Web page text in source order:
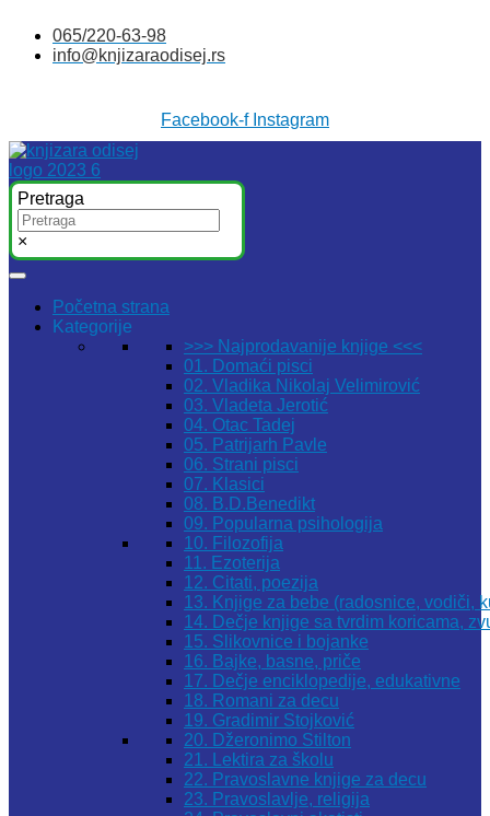
sadržaj
065/220-63-98
info@knjizaraodisej.rs
Facebook-f Instagram
Pretraga
×
Početna strana
Kategorije
>>> Najprodavanije knjige <<<
01. Domaći pisci
02. Vladika Nikolaj Velimirović
03. Vladeta Jerotić
04. Otac Tadej
05. Patrijarh Pavle
06. Strani pisci
07. Klasici
08. B.D.Benedikt
09. Popularna psihologija
10. Filozofija
11. Ezoterija
12. Citati, poezija
13. Knjige za bebe (radosnice, vodiči,
14. Dečje knjige sa tvrdim koricama,
15. Slikovnice i bojanke
16. Bajke, basne, priče
17. Dečje enciklopedije, edukativne
18. Romani za decu
19. Gradimir Stojković
20. Džeronimo Stilton
21. Lektira za školu
22. Pravoslavne knjige za decu
23. Pravoslavlje, religija